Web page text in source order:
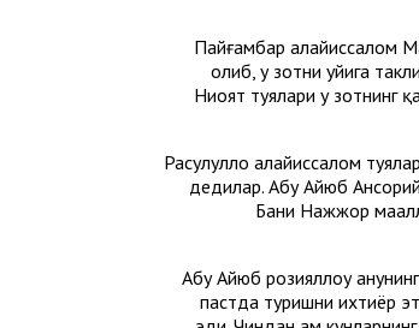
Пайғамбар алайҳиссалом
олиб, у зотни уйига
Ниҳоят туялари у
Расулуллоҳ алайҳиссалом
дедилар. Абу Айюб Ансорий
Бани Нажжор
Абу Айюб розияллоҳу
пастда туришни ихтиёр